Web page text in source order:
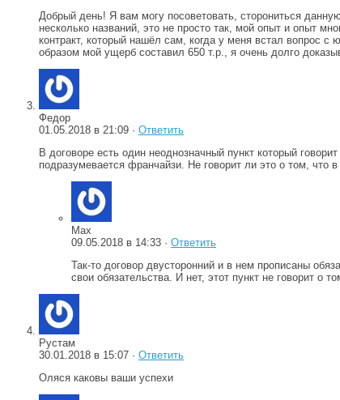
Добрый день! Я вам могу посоветовать, сторониться
несколько названий, это не просто так, мой опыт и опыт
контракт, который нашёл сам, когда у меня встал вопрос
образом мой ущерб составил 650 т.р., я очень долго
Федор
01.05.2018 в 21:09 · Ответить
В договоре есть один неоднозначный пункт который
подразумевается франчайзи. Не говорит ли это о том, что
Max
09.05.2018 в 14:33 · Ответить
Так-то договор двусторонний и в нем прописаны
свои обязательства. И нет, этот пункт не говорит о
Рустам
30.01.2018 в 15:07 · Ответить
Оляся каковы ваши успехи